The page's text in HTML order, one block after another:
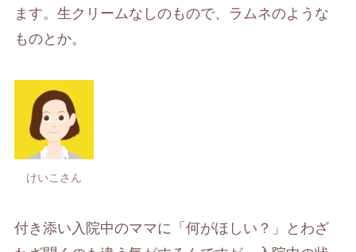
ます。生クリームなしのもので、ラムネのような
ものとか。
けいこさん
付き添い入院中のママに「何がほしい？」とわざ